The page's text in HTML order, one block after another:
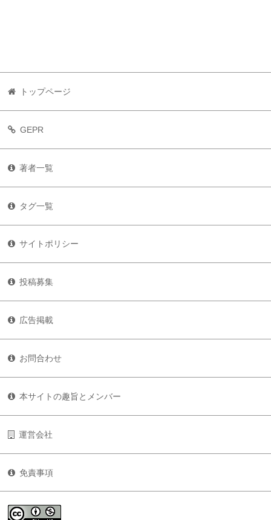
トップページ
GEPR
著者一覧
タグ一覧
サイトポリシー
投稿募集
広告掲載
お問合わせ
本サイトの趣旨とメンバー
運営会社
免責事項